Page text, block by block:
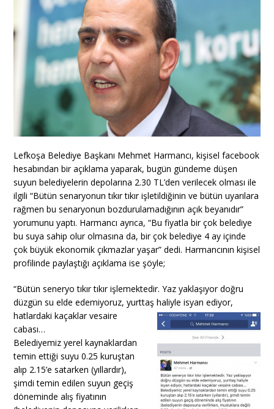
Lefkoşa Belediye Başkanı Mehmet Harmancı, kişisel facebook
hesabından bir açıklama yaparak, bugün gündeme düşen
suyun belediyelerin depolarına 2.30 TL’den verilecek olması ile
ilgili “Bütün senaryonun tıkır tıkır işletildiğinin ve bütün uyarılara
rağmen bu senaryonun bozdurulamadığının açık beyanıdır”
yorumunu yaptı. Harmancı ayrıca, “Bu fiyatla bir çok belediye
bu suya sahip olur olmasına da, bir çok belediye 4 ay içinde
çok büyük ekonomik çıkmazlar yaşar” dedi. Harmancının kişisel
profilinde paylaştığı açıklama ise şöyle;
“Bütün seneryo tıkır tıkır işlemektedir. Yaz yaklaşıyor doğru
düzgün su elde edemiyoruz, yurttaş haliyle isyan ediyor,
hatlardaki kaçaklar vesaire
cabası…
Belediyemiz yerel kaynaklardan
temin ettiği suyu 0.25 kuruştan
alıp 2.15’e satarken (yıllardır),
şimdi temin edilen suyun geçiş
döneminde alış fiyatının